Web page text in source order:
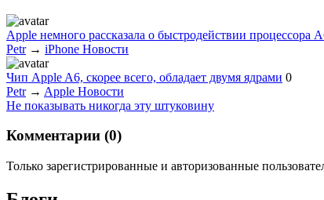
Apple немного рассказала о быстродействии процессора
Petr→ iPhone Новости
Чип Apple A6, скорее всего, обладает двумя ядрами 0
Petr→ Apple Новости
Не показывать никогда эту штуковину
Комментарии (0)
Только зарегистрированные и авторизованные